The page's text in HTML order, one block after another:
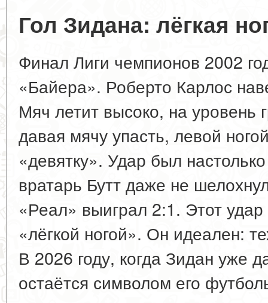
Гол Зидана: лёгкая
Финал Лиги чемпионов 2002
«Байера». Роберто Карлос
Мяч летит высоко, на уровень
давая мячу упасть, левой
«девятку». Удар был
вратарь Бутт даже не
«Реал» выиграл 2:1. Этот
«лёгкой ногой». Он идеален:
В 2026 году, когда Зидан уже
остаётся символом его